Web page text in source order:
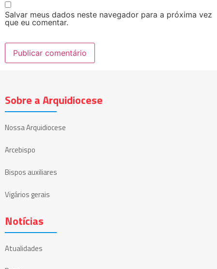
Salvar meus dados neste navegador para a próxima vez
que eu comentar.
Sobre a Arquidiocese
Nossa Arquidiocese
Arcebispo
Bispos auxiliares
Vigários gerais
Notícias
Atualidades